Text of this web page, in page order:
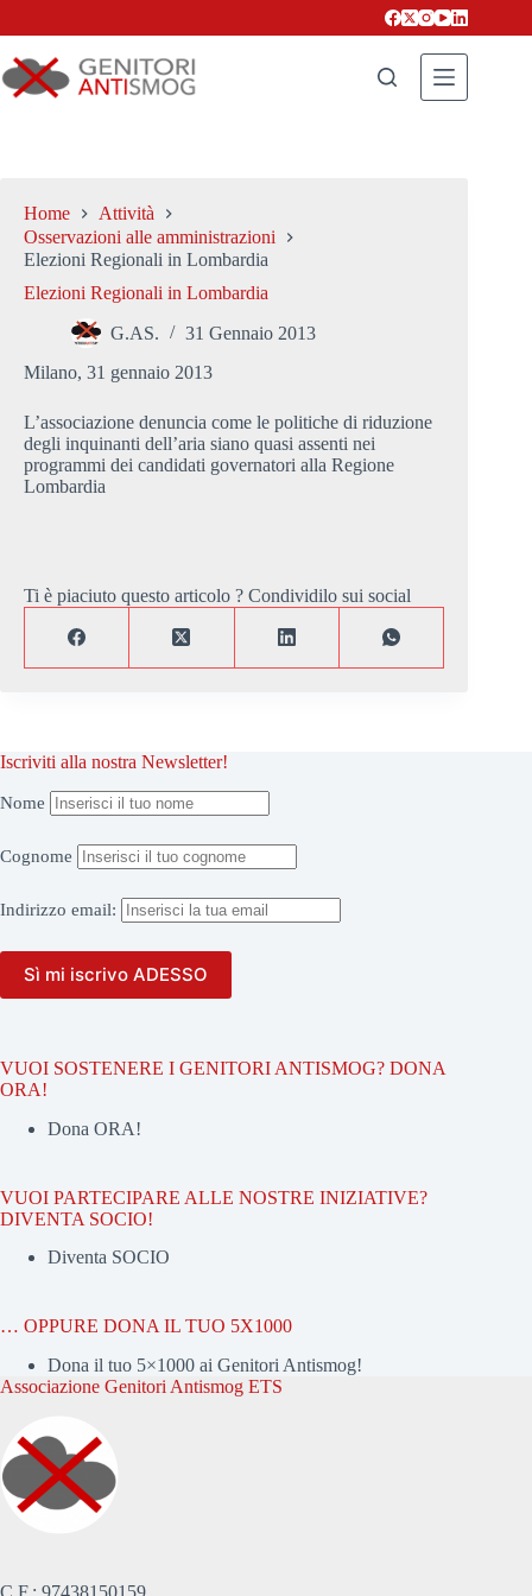
Home
Attività
Osservazioni alle amministrazioni
Elezioni Regionali in Lombardia
Elezioni Regionali in Lombardia
G.AS.
31 Gennaio 2013
Milano, 31 gennaio 2013
L’associazione denuncia come le politiche di riduzione
degli inquinanti dell’aria siano quasi assenti nei
programmi dei candidati governatori alla Regione
Lombardia
Ti è piaciuto questo articolo ? Condividilo sui social
Iscriviti alla nostra Newsletter!
Nome
Cognome
Indirizzo email:
VUOI SOSTENERE I GENITORI ANTISMOG? DONA
ORA!
Dona ORA!
VUOI PARTECIPARE ALLE NOSTRE INIZIATIVE?
DIVENTA SOCIO!
Diventa SOCIO
… OPPURE DONA IL TUO 5X1000
Dona il tuo 5×1000 ai Genitori Antismog!
Associazione Genitori Antismog ETS
C.F.: 97438150159